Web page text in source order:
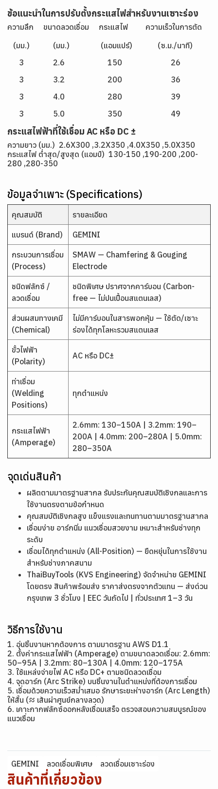
ข้อแนะนำในการปรับตั้งกระแสไฟสำหรับงานเซาะร่อง
ความลึก ขนาดลวดเชื่อม กระแสไฟ ความเร็วในการตัด
(มม.) (มม.) (แอมแปร์) (ซ.ม./นาที)
3 2.6 150 26
3 3.2 200 36
3 4.0 280 39
3 5.0 350 49
กระแสไฟฟ้าที่ใช้เชื่อม AC หรือ DC ±
ความยาว (มม.) 2.6X300 ,3.2X350 ,4.0X350 ,5.0X350
กระแสไฟ ต่ำสุด/สูงสุด (แอมป์) 130-150 ,190-200 ,200-
280 ,280-350
ข้อมูลจำเพาะ (Specifications)
คุณสมบัติ รายละเอียด
แบรนด์ (Brand) GEMINI
กระบวนการเชื่อม
(Process)
SMAW — Chamfering & Gouging
Electrode
ชนิดฟลักซ์ /
ลวดเชื่อม
ชนิดพิเศษ ปราศจากคาร์บอน (Carbon-
free — ไม่ปนเปื้อนสแตนเลส)
ส่วนผสมทางเคมี
(Chemical)
ไม่มีคาร์บอนในสารพอกหุ้ม — ใช้ตัด/เซาะ
ร่องได้ทุกโลหะรวมสแตนเลส
ขั้วไฟฟ้า
(Polarity)
AC หรือ DC±
ท่าเชื่อม
(Welding
Positions)
ทุกตำแหน่ง
กระแสไฟฟ้า
(Amperage)
2.6mm: 130–150A | 3.2mm: 190–
200A | 4.0mm: 200–280A | 5.0mm:
280–350A
จุดเด่นสินค้า
ผลิตตามมาตรฐานสากล รับประกันคุณสมบัติเชิงกลและการ
ใช้งานตรงตามข้อกำหนด
คุณสมบัติเชิงกลสูง แข็งแรงและทนทานตามมาตรฐานสากล
เชื่อมง่าย อาร์กนิ่ม แนวเชื่อมสวยงาม เหมาะสำหรับช่างทุก
ระดับ
เชื่อมได้ทุกตำแหน่ง (All-Position) — ยืดหยุ่นในการใช้งาน
สำหรับช่างภาคสนาม
ThaiBuyTools (KVS Engineering) จัดจำหน่าย GEMINI
โดยตรง สินค้าพร้อมส่ง ราคาส่งตรงจากตัวแทน — ส่งด่วน
กรุงเทพ 3 ชั่วโมง | EEC วันถัดไป | ทั่วประเทศ 1–3 วัน
วิธีการใช้งาน
1. อุ่นชิ้นงานหากต้องการ ตามมาตรฐาน AWS D1.1
2. ตั้งค่ากระแสไฟฟ้า (Amperage) ตามขนาดลวดเชื่อม: 2.6mm:
50–95A | 3.2mm: 80–130A | 4.0mm: 120–175A
3. ใช้แหล่งจ่ายไฟ AC หรือ DC+ ตามชนิดลวดเชื่อม
4. จุดอาร์ก (Arc Strike) บนชิ้นงานในตำแหน่งที่ต้องการเชื่อม
5. เชื่อมด้วยความเร็วสม่ำเสมอ รักษาระยะห่างอาร์ก (Arc Length)
ให้สั้น (≈ เส้นผ่าศูนย์กลางลวด)
6. เคาะกากฟลักซ์ออกหลังเชื่อมเสร็จ ตรวจสอบความสมบูรณ์ของ
แนวเชื่อม
GEMINI ลวดเชื่อมพิเศษ ลวดเชื่อมเซาะร่อง
สินค้าที่เกี่ยวข้อง